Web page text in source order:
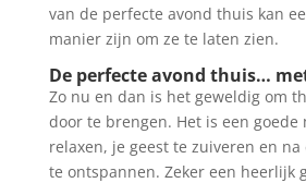
van de perfecte avond thuis kan
manier zijn om ze te laten zien.
De perfecte avond thuis…
Zo nu en dan is het geweldig om
door te brengen. Het is een goede
relaxen, je geest te zuiveren en na
te ontspannen. Zeker een heerlijk